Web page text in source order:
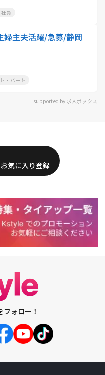
社員
婦主夫活躍/急募/静岡
・パート
supported by 求人ボックス
気に入り登録
フォロー！